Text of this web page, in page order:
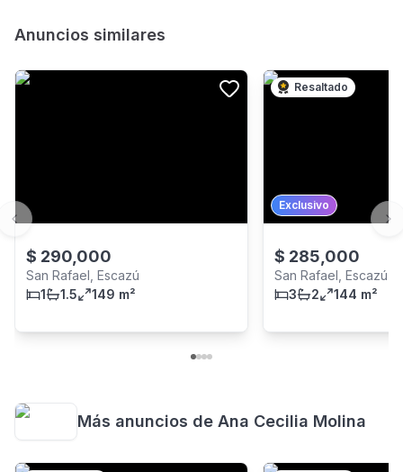
Anuncios similares
$ 290,000
San Rafael, Escazú
1
1.5 149 m²
Resaltado
Exclusivo
$ 285,000
San Rafael, Escazú
3
2 144 m²
Previous slide
Más anuncios de Ana Cecilia Molina